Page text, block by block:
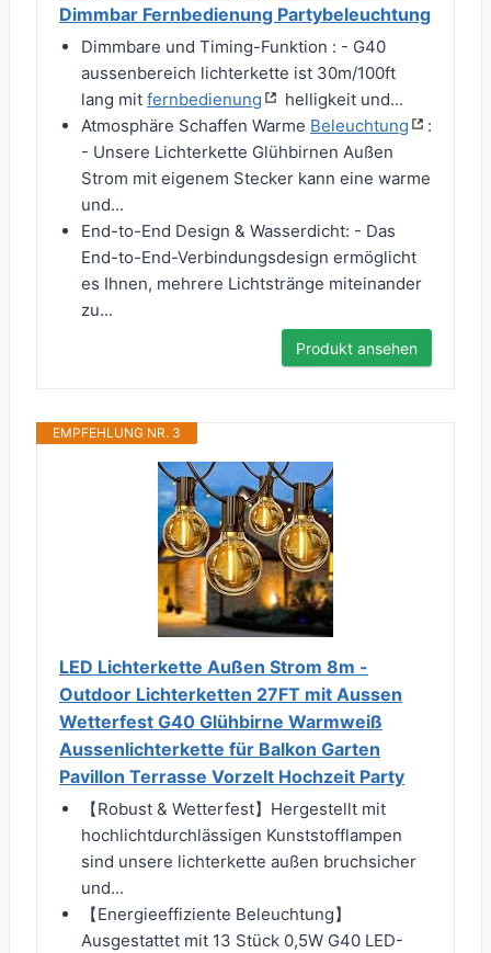
Dimmbar Fernbedienung Partybeleuchtung
Dimmbare und Timing-Funktion : - G40
aussenbereich lichterkette ist 30m/100ft
lang mit fernbedienung
helligkeit und...
Atmosphäre Schaffen Warme Beleuchtung
:
- Unsere Lichterkette Glühbirnen Außen
Strom mit eigenem Stecker kann eine warme
und...
End-to-End Design & Wasserdicht: - Das
End-to-End-Verbindungsdesign ermöglicht
es Ihnen, mehrere Lichtstränge miteinander
zu...
Produkt ansehen
EMPFEHLUNG NR. 3
LED Lichterkette Außen Strom 8m -
Outdoor Lichterketten 27FT mit Aussen
Wetterfest G40 Glühbirne Warmweiß
Aussenlichterkette für Balkon Garten
Pavillon Terrasse Vorzelt Hochzeit Party
【Robust & Wetterfest】Hergestellt mit
hochlichtdurchlässigen Kunststofflampen
sind unsere lichterkette außen bruchsicher
und...
【Energieeffiziente Beleuchtung】
Ausgestattet mit 13 Stück 0,5W G40 LED-